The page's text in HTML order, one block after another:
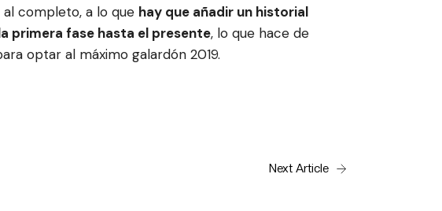
completo, a lo que hay que añadir un historial
primera fase hasta el presente, lo que hace de
optar al máximo galardón 2019.
Next Article